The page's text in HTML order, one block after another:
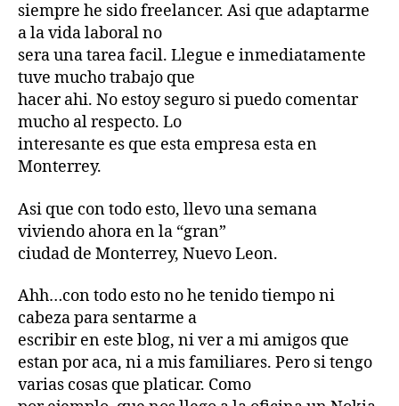
siempre he sido freelancer. Asi que adaptarme
a la vida laboral no
sera una tarea facil. Llegue e inmediatamente
tuve mucho trabajo que
hacer ahi. No estoy seguro si puedo comentar
mucho al respecto. Lo
interesante es que esta empresa esta en
Monterrey.
Asi que con todo esto, llevo una semana
viviendo ahora en la “gran”
ciudad de Monterrey, Nuevo Leon.
Ahh…con todo esto no he tenido tiempo ni
cabeza para sentarme a
escribir en este blog, ni ver a mi amigos que
estan por aca, ni a mis familiares. Pero si tengo
varias cosas que platicar. Como